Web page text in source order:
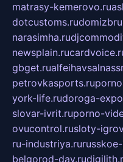
matrasy-kemerovo.ru
dotcustoms.ru
narasimha.ru
newsplain.ru
gbget.ru
petrovkasports.ru
york-life.rudoroga-
slovar-ivrit.ruporno-
ovucontrol.rusloty-
ru-industriya.ru
belgorod-day.ru